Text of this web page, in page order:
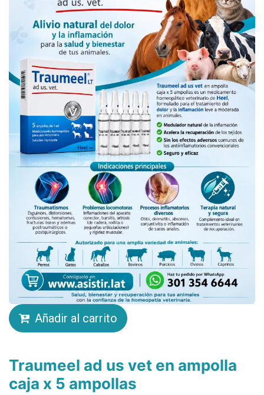
Añadir al carrito
Traumeel ad us vet en ampolla
caja x 5 ampollas